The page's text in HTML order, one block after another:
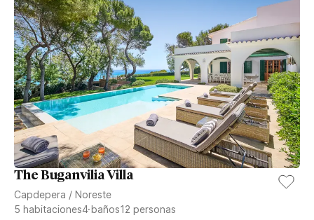
The Buganvilia Villa
Capdepera / Noreste
5 habitaciones4baños12 personas